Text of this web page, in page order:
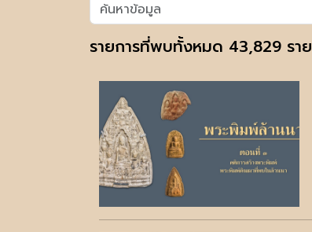
รายการที่พบทั้งหมด 43,829 รา